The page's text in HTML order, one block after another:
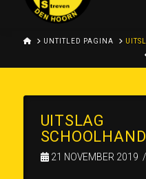
HOMEUNTITLED PAGINA
UITSLAG
21 NOVEMBER 2019